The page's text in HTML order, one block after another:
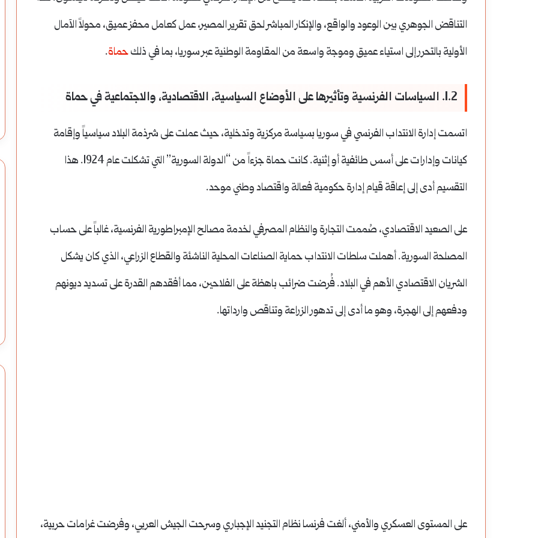
التناقض الجوهري بين الوعود والواقع، والإنكار المباشر لحق تقرير المصير، عمل كعامل محفز عميق، محولاً الآمال
الأولية بالتحرر إلى استياء عميق وموجة واسعة من المقاومة الوطنية عبر سوريا، بما في ذلكحماة.
1.2. السياسات الفرنسية وتأثيرها على الأوضاع السياسية، الاقتصادية، والاجتماعية في حماة
اتسمت إدارة الانتداب الفرنسي في سوريا بسياسة مركزية وتدخلية، حيث عملت على شرذمة البلاد سياسياً وإقامة
كيانات وإدارات على أسس طائفية أو إثنية.كانت حماة جزءاً من “الدولة السورية” التي تشكلت عام 1924.
هذا
التقسيم أدى إلى إعاقة قيام إدارة حكومية فعالة واقتصاد وطني موحد.
على الصعيد الاقتصادي، صُممت التجارة والنظام المصرفي لخدمة مصالح الإمبراطورية الفرنسية، غالباً على حساب
المصلحة السورية.أهملت سلطات الانتداب حماية الصناعات المحلية الناشئة والقطاع الزراعي، الذي كان يشكل
الشريان الاقتصادي الأهم في البلاد. فُرضت ضرائب باهظة على الفلاحين، مما أفقدهم القدرة على تسديد ديونهم
ودفعهم إلى الهجرة، وهو ما أدى إلى تدهور الزراعة وتناقص وارداتها.
على المستوى العسكري والأمني، ألغت فرنسا نظام التجنيد الإجباري وسرحت الجيش العربي، وفرضت غرامات حربية،
في
الذهب
العقارات:
أفضل
للحفاظ
على
الاستثمار في الذهب أم العقارات: أيهما
أفضل للحفاظ على القيمة؟
نزوى:
نبض
الحي
العُماني
سوق نزوى: نبض التراث الحي وقصة
الاقتصاد العُماني الأصيل